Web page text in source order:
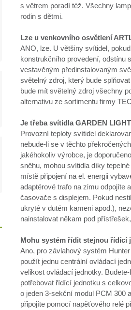
s větrem poradí též. Všechny
rodin s dětmi.
Lze u venkovního osvětlení
ANO, lze. U většiny svítidel,
konstrukčního provedení, odstínu
vestavěným předinstalovaným
světelný zdroj, který bude
bude mít světelný zdroj všechny
alternativu ze sortimentu firmy
Je třeba svítidla GARDEN
Provozní teploty svítidel
nebude-li se v těchto
jakéhokoliv výrobce, je
sněhu, mohou svítidla díky
místě připojení na el. energii
adaptérové trafo na zimu odpojíte
časovače s displejem. Pokud
ukryté v dutém kameni apod.),
nainstalovat někam pod
Mohu systém řídit stejnou řídící
Ano, pro závlahový systém
použít jednu centrální ovládací
velikost ovládací jednotky.
potřebovat řídící jednotku s
o jeden 3-sekční modul PCM 300
připojíte pomocí napěťového relé